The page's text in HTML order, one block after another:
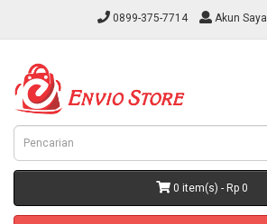
0899-375-7714 Akun Saya
0 item(s) - Rp 0